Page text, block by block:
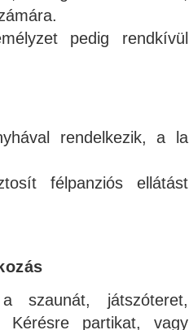
pedig rendkívül
rendelkezik, a la
félpanziós ellátást
szaunát, játszóteret,
Kérésre partikat, vagy